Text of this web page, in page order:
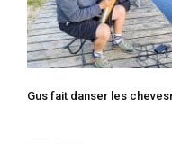
Gus fait danser les